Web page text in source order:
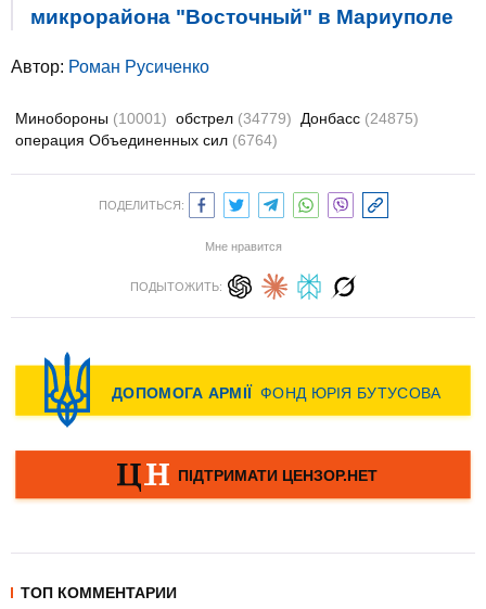
микрорайона "Восточный" в Мариуполе
Автор: Роман Русиченко
Минобороны (10001) обстрел (34779) Донбасс (24875)
операция Объединенных сил (6764)
ПОДЕЛИТЬСЯ:
Мне нравится
ПОДЫТОЖИТЬ:
ТОП КОММЕНТАРИИ